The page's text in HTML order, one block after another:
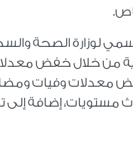
لوزارة الصحة
من خلال خفض
وخفض معدلات وفيات
مستويات، إضافة